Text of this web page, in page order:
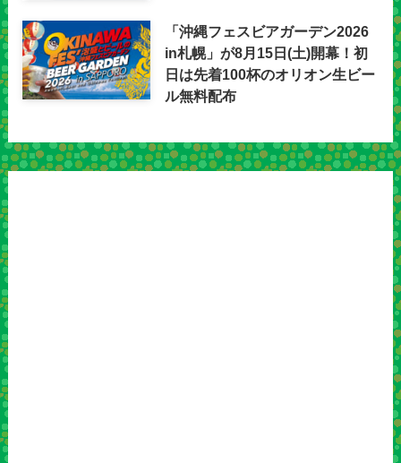
「沖縄フェスビアガーデン2026
in札幌」が8月15日(土)開幕！初
日は先着100杯のオリオン生ビー
ル無料配布